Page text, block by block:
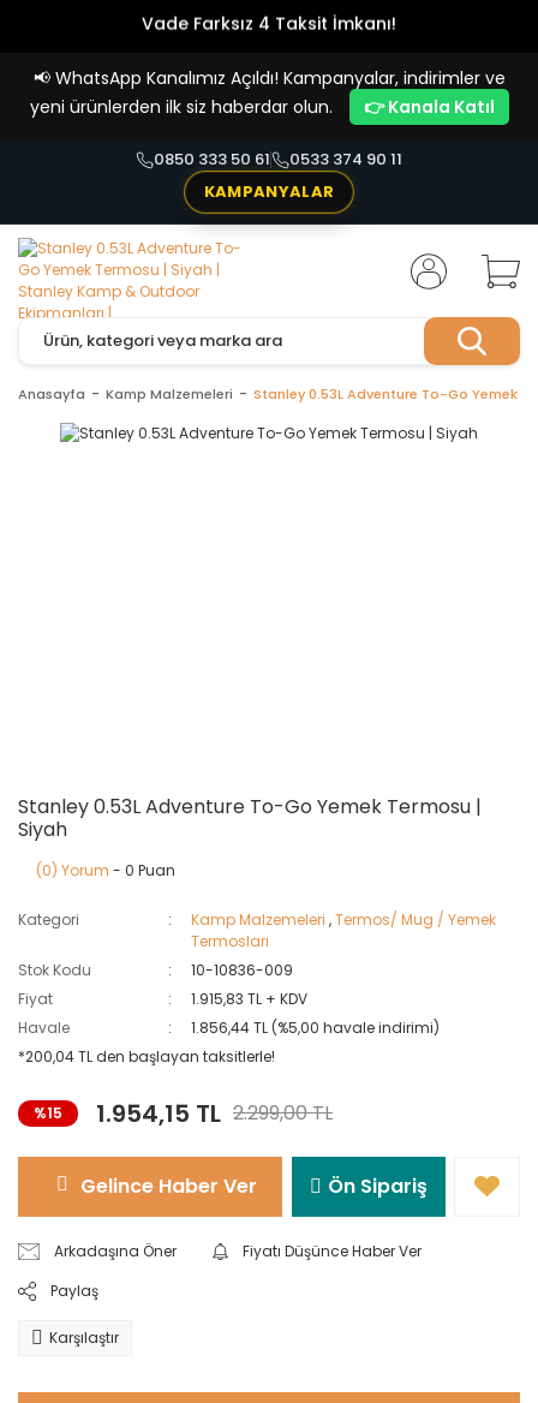
Vade Farksız 4 Taksit İmkanı!
📢 WhatsApp Kanalımız Açıldı! Kampanyalar, indirimler ve
yeni ürünlerden ilk siz haberdar olun.
👉 Kanala Katıl
0850 333 50 61
0533 374 90 11
KAMPANYALAR
Anasayfa Kamp Malzemeleri Stanley 0.53L Adventure To-Go Yemek
Stanley 0.53L Adventure To-Go Yemek Termosu |
Siyah
(0) Yorum - 0 Puan
Kategori Kamp Malzemeleri ,Termos/ Mug / Yemek
Termosları
Stok Kodu
10-10836-009
Fiyat
1.915,83 TL + KDV
Havale
1.856,44 TL (%5,00 havale indirimi)
*200,04 TL den başlayan taksitlerle!
%15 1.954,15 TL 2.299,00 TL
Gelince Haber Ver Ön Sipariş
Arkadaşına Öner
Fiyatı Düşünce Haber Ver
Paylaş
Karşılaştır